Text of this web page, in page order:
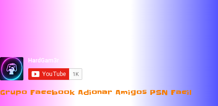
Grupo Facebook Adionar Amigos PSN Facil